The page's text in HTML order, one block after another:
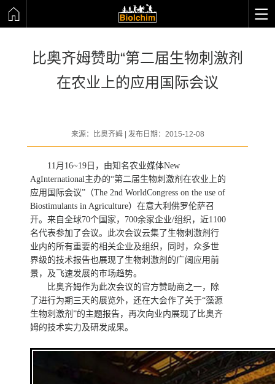
比奥齐姆赞助“第二届生物刺激剂
在农业上的应用国际会议
来源：比奥齐姆 | 发布日期：2015-12-08
11月16~19日，由知名农业媒体New
AgInternational主办的“第二届生物刺激剂在农业上的
应用国际会议”（The 2nd WorldCongress on the use of
Biostimulants in Agriculture）在意大利佛罗伦萨召
开。来自全球70个国家，700余家企业/组织，近1100
名代表参加了会议。此次会议云集了生物刺激剂行
业内的所有重要的相关企业及组织，同时，众多世
界级的技术报告也展现了生物刺激剂的广阔应用前
景，及飞速发展的市场趋势。
比奥齐姆作为此次会议的官方赞助商之一，除
了进行为期三天的展览外，还在大会作了关于“藻源
生物刺激剂”的主题报告，再次向业内展现了比奥齐
姆的技术实力及研发成果。